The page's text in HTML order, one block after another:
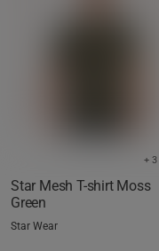
Star Mesh T-shirt Moss
Green
+
Star Wear